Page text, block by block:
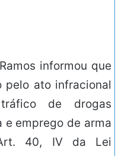
informou que
pelo ato infracional
de drogas
emprego de arma
40, IV da Lei